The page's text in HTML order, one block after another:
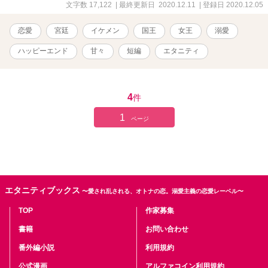
文字数 17,122 | 最終更新日 2020.12.11 | 登録日 2020.12.05
恋愛 宮廷 イケメン 国王 女王 溺愛
ハッピーエンド 甘々 短編 エタニティ
4件
1 ページ
エタニティブックス 〜愛され乱される、オトナの恋。溺愛主義の恋愛レーベル〜
TOP
書籍
番外編小説
公式漫画
作家募集
お問い合わせ
利用規約
アルファコイン利用規約